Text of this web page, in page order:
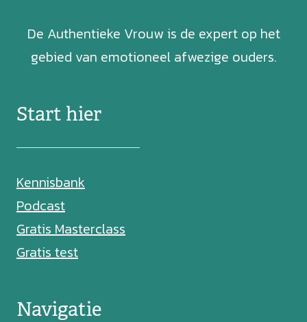
De Authentieke Vrouw is de expert op het
gebied van emotioneel afwezige ouders.
Start hier
Kennisbank
Podcast
Gratis Masterclass
Gratis test
Navigatie